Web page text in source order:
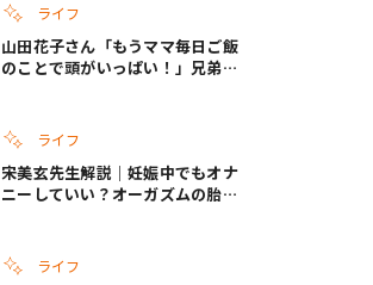
ライフ
山田花子さん「もうママ毎日ご飯
のことで頭がいっぱい！」兄弟夏
ライフ
宋美玄先生解説｜妊娠中でもオナ
ニーしていい？オーガズムの胎児
ライフ